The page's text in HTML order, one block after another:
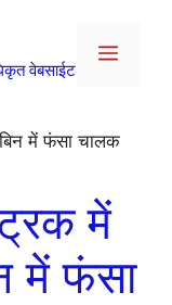
वेबसाईट
Menu
में
में फंसा